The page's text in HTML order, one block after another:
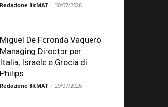
Redazione BitMAT - 30/07/2026
Miguel De Foronda Vaquero
Managing Director per
Italia, Israele e Grecia di
Philips
Redazione BitMAT - 29/07/2026